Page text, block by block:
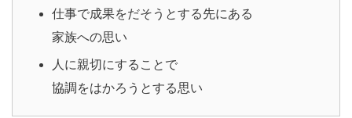
仕事で成果をだそうとする先にある
家族への思い
人に親切にすることで
協調をはかろうとする思い